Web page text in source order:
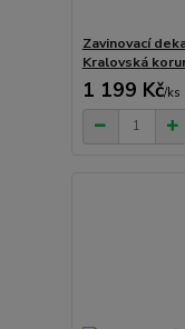
Zavinovací
Kralovská
1 199 Kč/ks